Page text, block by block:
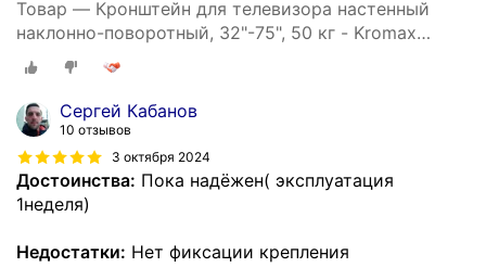
Товар — Кронштейн для телевизора настенный
наклонно-поворотный, 32"-75", 50 кг - Kromax
ATLANTIS-80
Сергей Кабанов
10 отзывов
3 октября 2024
Достоинства: Пока надёжен( эксплуатация
1неделя)
Недостатки: Нет фиксации крепления